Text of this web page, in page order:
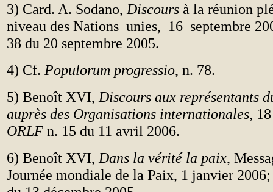
3) Card. A. Sodano, Discours à la réunion
niveau des Nations unies, 16 septembre
38 du 20 septembre 2005.
4) Cf. Populorum progressio, n. 78.
5) Benoît XVI, Discours aux représentants
auprès des Organisations internationales,
ORLF n. 15 du 11 avril 2006.
6) Benoît XVI, Dans la vérité la paix,
Journée mondiale de la Paix, 1 janvier